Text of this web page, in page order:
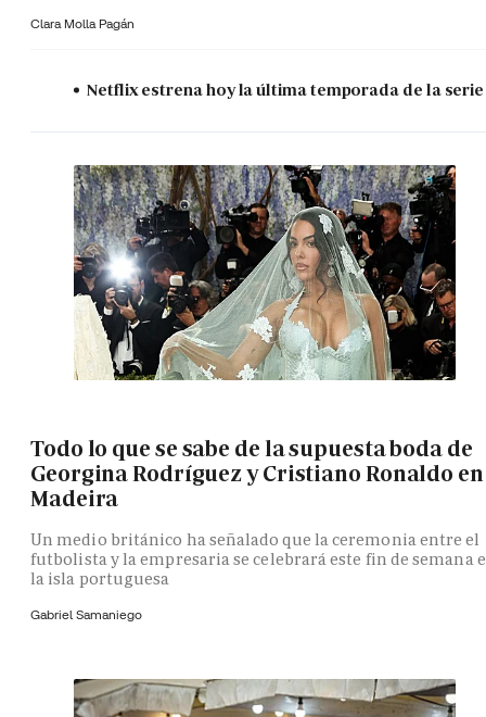
Clara Molla Pagán
Netflix estrena hoy la última temporada de la serie
Todo lo que se sabe de la supuesta boda de
Georgina Rodríguez y Cristiano Ronaldo en
Madeira
Un medio británico ha señalado que la ceremonia entre el
futbolista y la empresaria se celebrará este fin de semana
la isla portuguesa
Gabriel Samaniego